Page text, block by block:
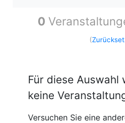
0
(
Für diese Auswahl
keine
Versuchen Sie eine